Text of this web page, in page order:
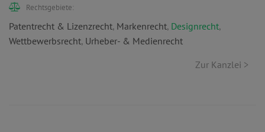
Rechtsgebiete:
Patentrecht & Lizenzrecht, Markenrecht, Designrecht,
Wettbewerbsrecht, Urheber- & Medienrecht
Zur Kanzlei >